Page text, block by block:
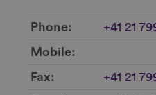
Phone +41 21
Mobile
Fax +41 21